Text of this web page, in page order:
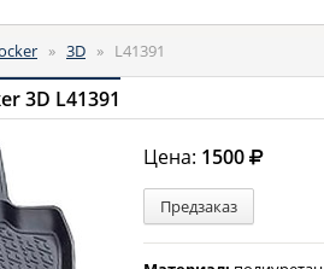
» 3D » L41391
3D L41391
Цена: 1500
Предзаказ